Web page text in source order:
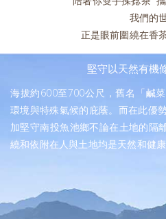
我們的
正是眼前圍繞在香
堅守以天然有機
海拔約600至700公尺，舊名「鹹
環境與特殊氣候的庇蔭。而在此優
加堅守南投魚池鄉不論在土地的隔
繞和依附在人與土地均是天然和健康